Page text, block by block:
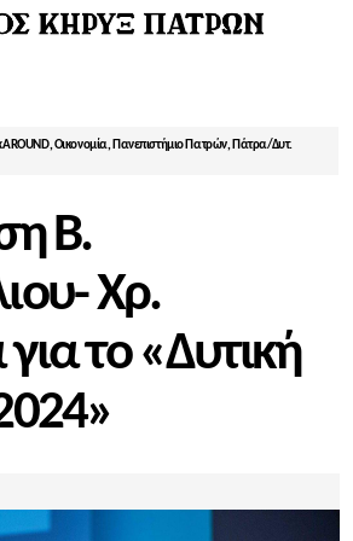
,Οικονομία, Πανεπιστήμιο Πατρών, Πάτρα/Δυτ.
Β.
Χρ.
το «Δυτική